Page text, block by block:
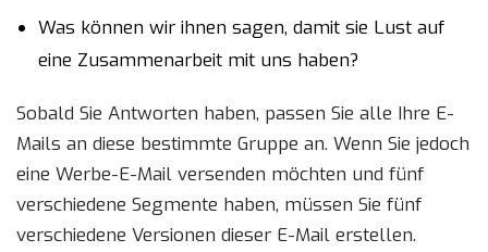
Was können wir ihnen sagen, damit sie Lust auf
eine Zusammenarbeit mit uns haben?
Sobald Sie Antworten haben, passen Sie alle Ihre E-
Mails an diese bestimmte Gruppe an. Wenn Sie jedoch
eine Werbe-E-Mail versenden möchten und fünf
verschiedene Segmente haben, müssen Sie fünf
verschiedene Versionen dieser E-Mail erstellen.